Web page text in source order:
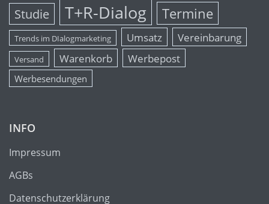
Studie T+R-Dialog Termine
Trends im DIalogmarketing Umsatz Vereinbarung
Versand Warenkorb Werbepost
Werbesendungen
INFO
Impressum
AGBs
Datenschutzerklärung